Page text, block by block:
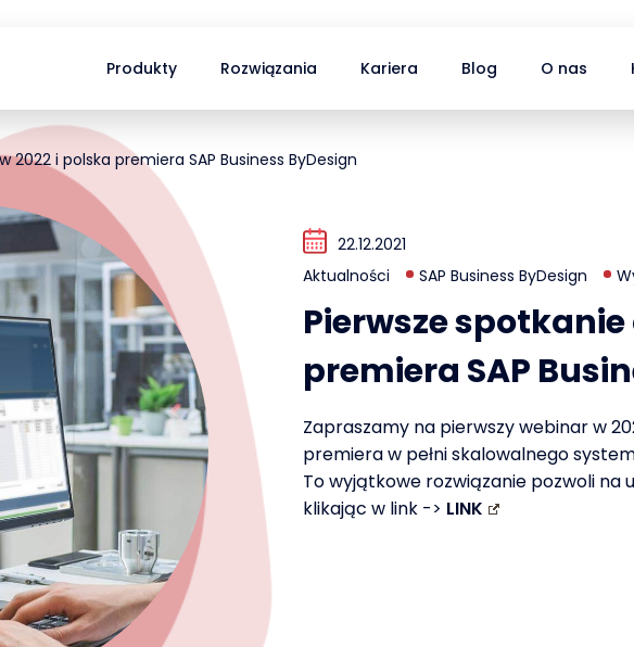
Produkty Rozwiązania Kariera Blog O nas
2022 i polska premiera SAP Business ByDesign
22.12.2021
Aktualności
SAP Business ByDesign
Pierwsze
premiera SAP
Zapraszamy na pierwszy webinar w
premiera w pełni skalowalnego
To wyjątkowe rozwiązanie pozwoli na
klikając w link -> LINK